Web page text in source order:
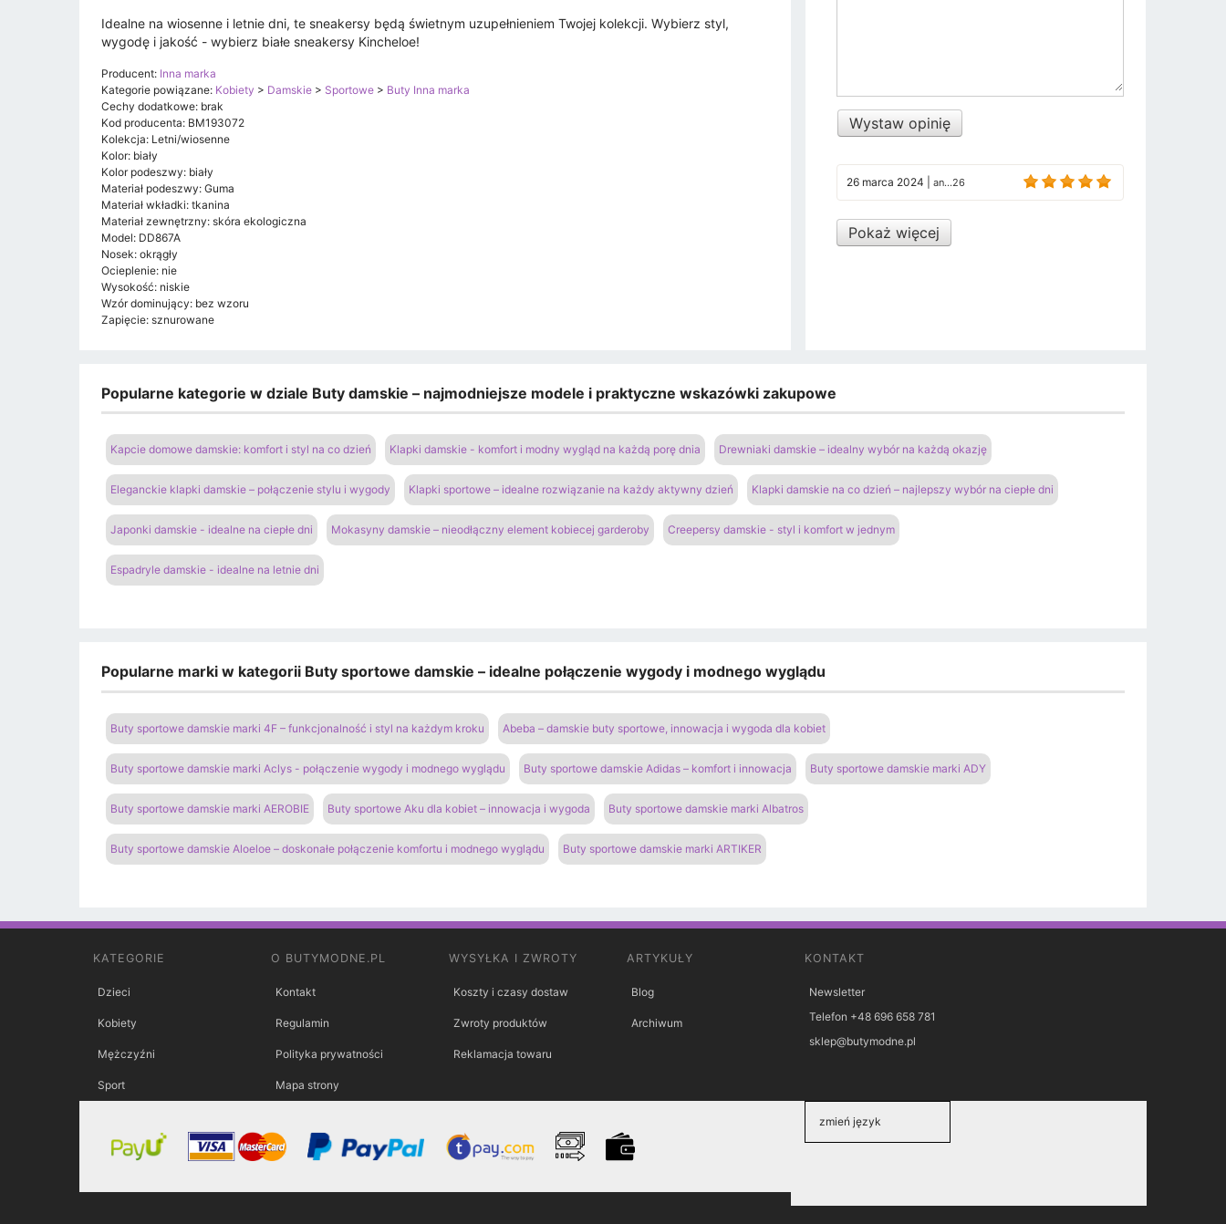
Idealne na wiosenne i letnie dni, te sneakersy będą świetnym uzupełnieniem Twojej kolekcji. Wybierz styl,
wygodę i jakość - wybierz białe sneakersy Kincheloe!
Producent: Inna marka
Kategorie powiązane: Kobiety > Damskie > Sportowe > Buty Inna marka
Cechy dodatkowe: brak
Kod producenta: BM193072
Kolekcja: Letni/wiosenne
Kolor: biały
Kolor podeszwy: biały
Materiał podeszwy: Guma
Materiał wkładki: tkanina
Materiał zewnętrzny: skóra ekologiczna
Model: DD867A
Nosek: okrągły
Ocieplenie: nie
Wysokość: niskie
Wzór dominujący: bez wzoru
Zapięcie: sznurowane
Wystaw opinię
26 marca 2024 an...26
Pokaż więcej
Popularne kategorie w dziale Buty damskie – najmodniejsze modele i praktyczne wskazówki zakupowe
Kapcie domowe damskie: komfort i styl na co dzień Klapki damskie - komfort i modny wygląd na każdą porę dnia Drewniaki damskie – idealny wybór na każdą okazję
Eleganckie klapki damskie – połączenie stylu i wygody Klapki sportowe – idealne rozwiązanie na każdy aktywny dzień Klapki damskie na co dzień – najlepszy wybór na ciepłe dni
Japonki damskie - idealne na ciepłe dni Mokasyny damskie – nieodłączny element kobiecej garderoby Creepersy damskie - styl i komfort w jednym
Espadryle damskie - idealne na letnie dni
Popularne marki w kategorii Buty sportowe damskie – idealne połączenie wygody i modnego wyglądu
Buty sportowe damskie marki 4F – funkcjonalność i styl na każdym kroku Abeba – damskie buty sportowe, innowacja i wygoda dla kobiet
Buty sportowe damskie marki Aclys - połączenie wygody i modnego wyglądu Buty sportowe damskie Adidas – komfort i innowacja Buty sportowe damskie marki ADY
Buty sportowe damskie marki AEROBIE Buty sportowe Aku dla kobiet – innowacja i wygoda Buty sportowe damskie marki Albatros
Buty sportowe damskie Aloeloe – doskonałe połączenie komfortu i modnego wyglądu Buty sportowe damskie marki ARTIKER
KATEGORIE
Dzieci
Kobiety
Mężczyźni
Sport
O BUTYMODNE.PL
Kontakt
Regulamin
Polityka prywatności
Mapa strony
WYSYŁKA I ZWROTY
Koszty i czasy dostaw
Zwroty produktów
Reklamacja towaru
ARTYKUŁY
Blog
Archiwum
KONTAKT
Newsletter
Telefon +48 696 658 781
sklep@butymodne.pl
zmień język